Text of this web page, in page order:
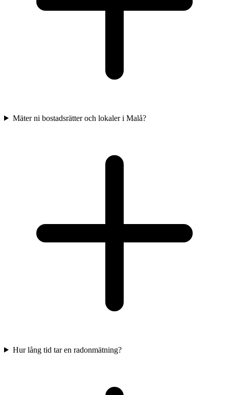
Mäter ni bostadsrätter och lokaler i Malå?
Hur lång tid tar en radonmätning?